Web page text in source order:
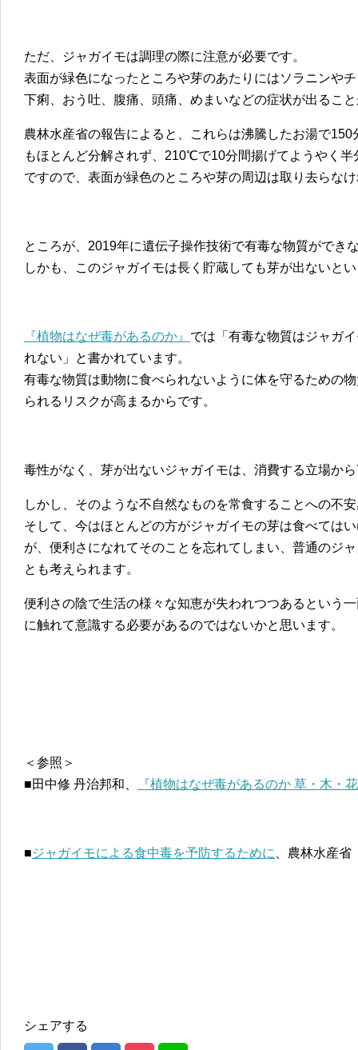
ただ、ジャガイモは調理の際に注意が必要です。
表面が緑色になったところや芽のあたりにはソラニンや
下痢、おう吐、腹痛、頭痛、めまいなどの症状が出るこ
農林水産省の報告によると、これらは沸騰したお湯で
もほとんど分解されず、210℃で10分間揚げてようやく半
ですので、表面が緑色のところや芽の周辺は取り去らな
ところが、2019年に遺伝子操作技術で有毒な物質ができ
しかも、このジャガイモは長く貯蔵しても芽が出ないと
『植物はなぜ毒があるのか』 では「有毒な物質はジャガ
れない」と書かれています。
有毒な物質は動物に食べられないように体を守るための
られるリスクが高まるからです。
毒性がなく、芽が出ないジャガイモは、消費する立場か
しかし、そのような不自然なものを常食することへの不
そして、今はほとんどの方がジャガイモの芽は食べては
が、便利さになれてそのことを忘れてしまい、普通のジ
とも考えられます。
便利さの陰で生活の様々な知恵が失われつつあるという
に触れて意識する必要があるのではないかと思います。
＜参照＞
■田中修 丹治邦和、
『植物はなぜ毒があるのか 草・木・
■ジャガイモによる食中毒を予防するために 、農林水産省
シェアする